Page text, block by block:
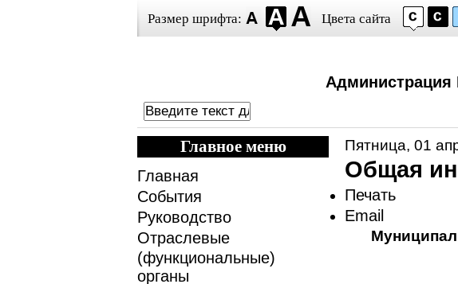
Размер шрифта: Цвета сайта
Администрация
Главное меню
Главная
События
Руководство
Отраслевые
(функциональные)
органы
Пятница, 01
Общая
Печать
Email